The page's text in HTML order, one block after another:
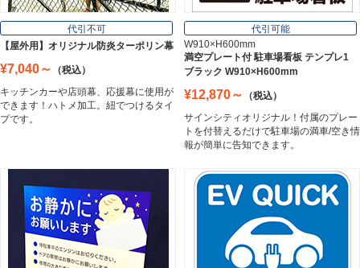
フレーム／看板枠
Frame
Magnet Sheet
インクジェットメディア
Inkjet Media
代引不可
【屋外用】オリジナル防炎ターポリン幕
¥7,040～
（税込）
キッチンカーや店頭幕、応援幕に使用が
できます！ハトメ加工。紐でつけるタイ
プです。
代引可能
W910×H600mm
満空プレート付 駐車場看板 テンプレ1
ブラック W910×H600mm
¥12,870～
（税込）
サインシティオリジナル！付属のプレー
トを付替えるだけで駐車場の満車/空き情
報が簡単に告知できます。